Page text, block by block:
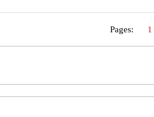
Pages: 1